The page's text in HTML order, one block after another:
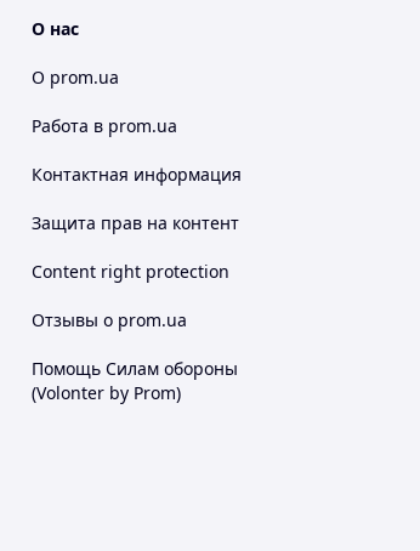
О нас
О prom.ua
Работа в prom.ua
Контактная информация
Защита прав на контент
Content right protection
Отзывы о prom.ua
Помощь Силам обороны
(Volonter by Prom)